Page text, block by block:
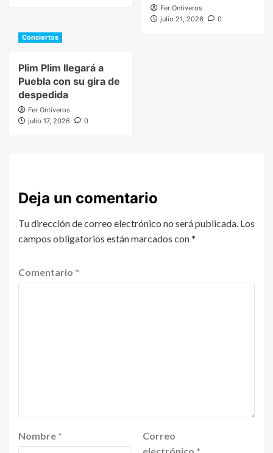
Fer Ontiveros
julio 21, 2026
0
Conciertos
Plim Plim llegará a
Puebla con su gira de
despedida
Fer Ontiveros
julio 17, 2026
0
Deja un comentario
Tu dirección de correo electrónico no será publicada. Los
campos obligatorios están marcados con*
Comentario *
Nombre *
Correo